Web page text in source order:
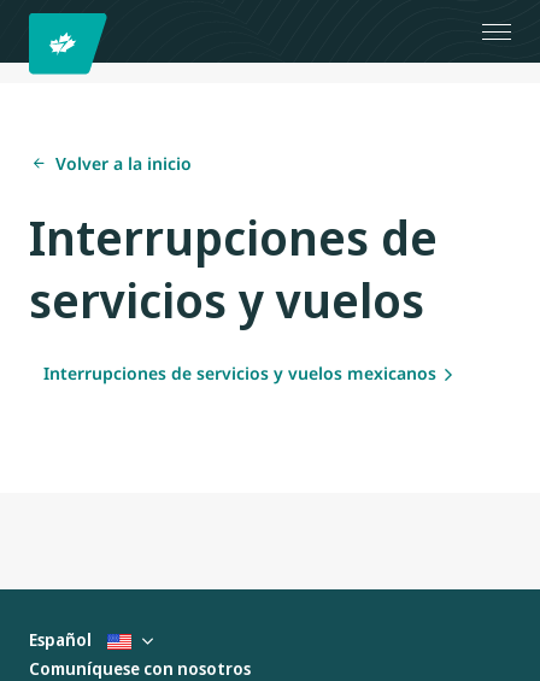
Volver a la inicio
Interrupciones de
servicios y vuelos
Interrupciones de servicios y vuelos mexicanos
Español
Comuníquese con nosotros